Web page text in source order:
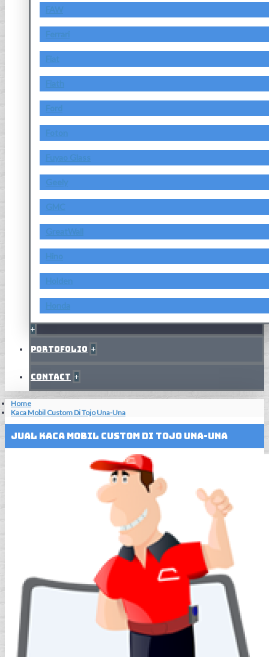
FAW
Ferrari
Fiat
Fiath
Ford
Foton
Fuyao Glass
Geely
GMC
GreatWall
Hino
Holden
Honda
+
Portofolio +
Contact +
Home
Kaca Mobil Custom Di Tojo Una-Una
Jual Kaca Mobil Custom Di Tojo Una-Una